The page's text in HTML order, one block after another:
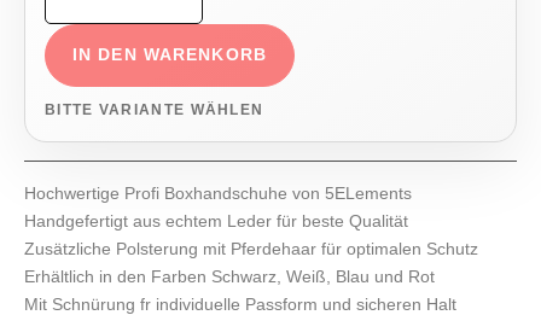
IN DEN WARENKORB
BITTE VARIANTE WÄHLEN
Hochwertige Profi Boxhandschuhe von 5ELements
Handgefertigt aus echtem Leder für beste Qualität
Zusätzliche Polsterung mit Pferdehaar für optimalen Schutz
Erhältlich in den Farben Schwarz, Weiß, Blau und Rot
Mit Schnürung fr individuelle Passform und sicheren Halt